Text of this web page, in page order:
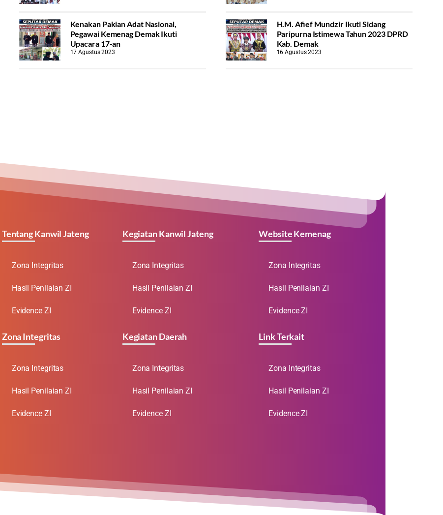
Kenakan Pakian Adat Nasional,
Pegawai Kemenag Demak Ikuti
Upacara 17-an
17 Agustus 2023
H.M. Afief Mundzir Ikuti Sidang
Paripurna Istimewa Tahun 2023 DPRD
Kab. Demak
16 Agustus 2023
Tentang Kanwil Jateng
Zona Integritas
Hasil Penilaian ZI
Evidence ZI
Zona Integritas
Zona Integritas
Hasil Penilaian ZI
Evidence ZI
Kegiatan Kanwil Jateng
Zona Integritas
Hasil Penilaian ZI
Evidence ZI
Kegiatan Daerah
Zona Integritas
Hasil Penilaian ZI
Evidence ZI
Website Kemenag
Zona Integritas
Hasil Penilaian ZI
Evidence ZI
Link Terkait
Zona Integritas
Hasil Penilaian ZI
Evidence ZI